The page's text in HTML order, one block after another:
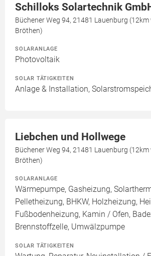
Schilloks Solartechnik
Büchener Weg 94, 21481 Lauenburg (12km
Bröthen)
SOLARANLAGE
Photovoltaik
SOLAR TÄTIGKEITEN
Anlage & Installation,
Liebchen und Hollwege
Büchener Weg 94, 21481 Lauenburg (12km
Bröthen)
SOLARANLAGE
Wärmepumpe, Gasheizung,
Pelletheizung, BHKW, Holzheizung,
Fußbodenheizung, Kamin / Ofen,
Brennstoffzelle, Umwälzpumpe
SOLAR TÄTIGKEITEN